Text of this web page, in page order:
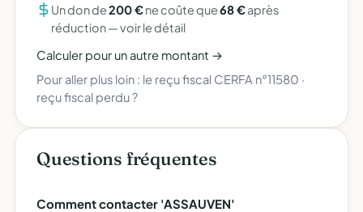
Un don de200 €ne coûte que68 €après
réduction —voir le détail
Calculer pour un autre montant →
Pour aller plus loin : le reçu fiscal CERFA n°11580 ·
reçu fiscal perdu ?
Questions fréquentes
Comment contacter 'ASSAUVEN'